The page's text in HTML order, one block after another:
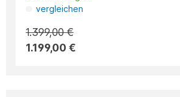
vergleichen
1.399,00 €
1.199,00 €